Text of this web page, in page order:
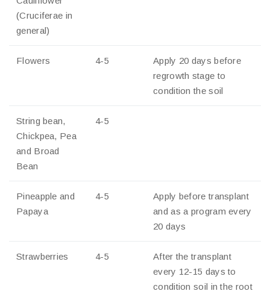
(Cruciferae in
general)
Flowers 4-5
Apply 20 days before
regrowth stage to
condition the soil
String bean,
Chickpea, Pea
and Broad
Bean
4-5
Pineapple and
Papaya
4-5
Apply before transplant
and as a program every
20 days
Strawberries 4-5
After the transplant
every 12-15 days to
condition soil in the root